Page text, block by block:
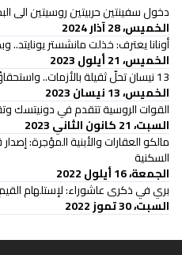
دخول سفينتين حربيتين روسيتين الى
الخميس، 28 آذار 2024
أونانا يعترف: خذلت مانشستر يونايتد..
الخميس، 21 أيلول 2023
13 نيسان تحلّ ثقيلة بالأزمات.. واستحقاقٌ جديد يقتله التأجيل
الخميس، 13 نيسان 2023
القوات الروسية تتقدم في دونيتسك
السبت، 21 كانون الثاني 2023
مالكو العقارات والأبنية المؤجرة: إصدار
السكنية
الجمعة، 16 أيلول 2022
بري في ذكرى عاشوراء: لإستلهام
السبت، 30 تموز 2022